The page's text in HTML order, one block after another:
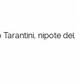
nipote